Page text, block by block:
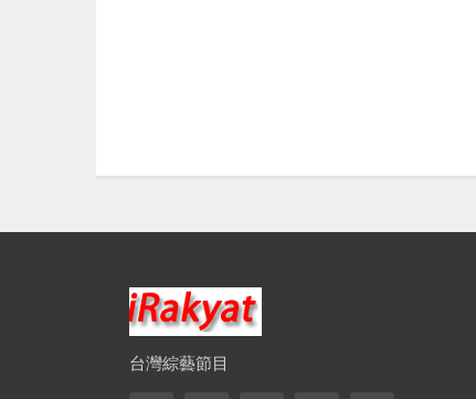
台灣綜藝節目